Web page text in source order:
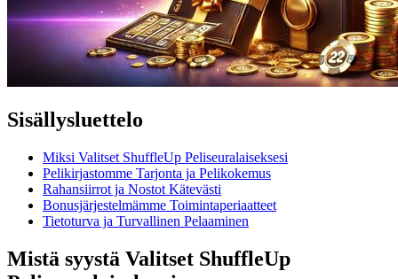
Sisällysluettelo
Miksi Valitset ShuffleUp Peliseuralaiseksesi
Pelikirjastomme Tarjonta ja Pelikokemus
Rahansiirrot ja Nostot Kätevästi
Bonusjärjestelmämme Toimintaperiaatteet
Tietoturva ja Turvallinen Pelaaminen
Mistä syystä Valitset ShuffleUp